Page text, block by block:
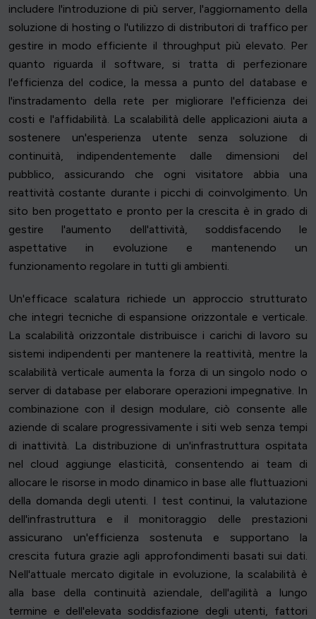
includere l'introduzione di più server, l'aggiornamento della
soluzione di hosting o l'utilizzo di distributori di traffico per
gestire in modo efficiente il throughput più elevato. Per
quanto riguarda il software, si tratta di perfezionare
l'efficienza del codice, la messa a punto del database e
l'instradamento della rete per migliorare l'efficienza dei
costi e l'affidabilità. La scalabilità delle applicazioni aiuta a
sostenere un'esperienza utente senza soluzione di
continuità, indipendentemente dalle dimensioni del
pubblico, assicurando che ogni visitatore abbia una
reattività costante durante i picchi di coinvolgimento. Un
sito ben progettato e pronto per la crescita è in grado di
gestire l'aumento dell'attività, soddisfacendo le
aspettative in evoluzione e mantenendo un
funzionamento regolare in tutti gli ambienti.
Un'efficace scalatura richiede un approccio strutturato
che integri tecniche di espansione orizzontale e verticale.
La scalabilità orizzontale distribuisce i carichi di lavoro su
sistemi indipendenti per mantenere la reattività, mentre la
scalabilità verticale aumenta la forza di un singolo nodo o
server di database per elaborare operazioni impegnative. In
combinazione con il design modulare, ciò consente alle
aziende di scalare progressivamente i siti web senza tempi
di inattività. La distribuzione di un'infrastruttura ospitata
nel cloud aggiunge elasticità, consentendo ai team di
allocare le risorse in modo dinamico in base alle fluttuazioni
della domanda degli utenti. I test continui, la valutazione
dell'infrastruttura e il monitoraggio delle prestazioni
assicurano un'efficienza sostenuta e supportano la
crescita futura grazie agli approfondimenti basati sui dati.
Nell'attuale mercato digitale in evoluzione, la scalabilità è
alla base della continuità aziendale, dell'agilità a lungo
termine e dell'elevata soddisfazione degli utenti, fattori